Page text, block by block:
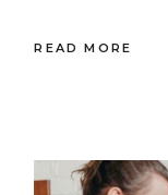
READ MORE